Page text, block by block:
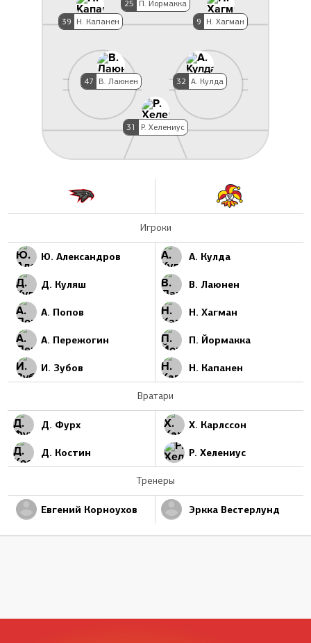
32 А. Кулда
47 В. Лаюнен
9 Н. Хагман
25
П. Йормакка
39
Н. Капанен
31 Р. Хелениус
Игроки
Ю. Александров А. Кулда
Д. Куляш В. Лаюнен
А. Попов Н. Хагман
А. Пережогин П. Йормакка
И. Зубов Н. Капанен
Вратари
Д. Фурх Х. Карлссон
Д. Костин Р. Хелениус
Тренеры
Евгений Корноухов Эркка Вестерлунд